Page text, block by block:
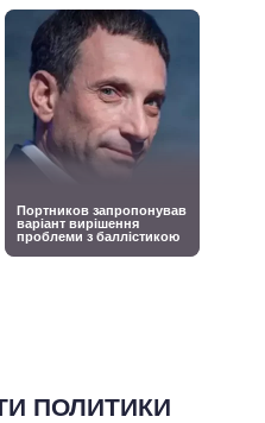
ПОЛИТИКИ